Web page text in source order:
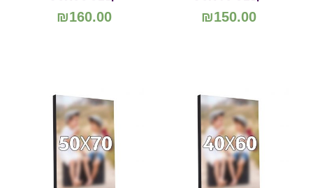
₪150.00
₪160.00